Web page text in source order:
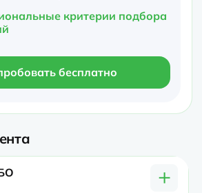
критерии подбора
бесплатно
+